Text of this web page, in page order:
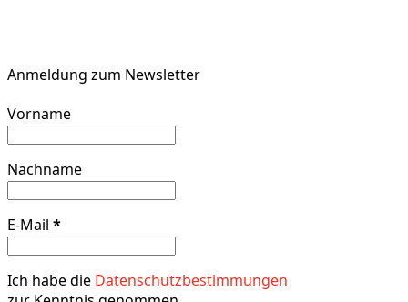
Anmeldung zum Newsletter
Vorname
Nachname
E-Mail *
Ich habe die Datenschutzbestimmungen